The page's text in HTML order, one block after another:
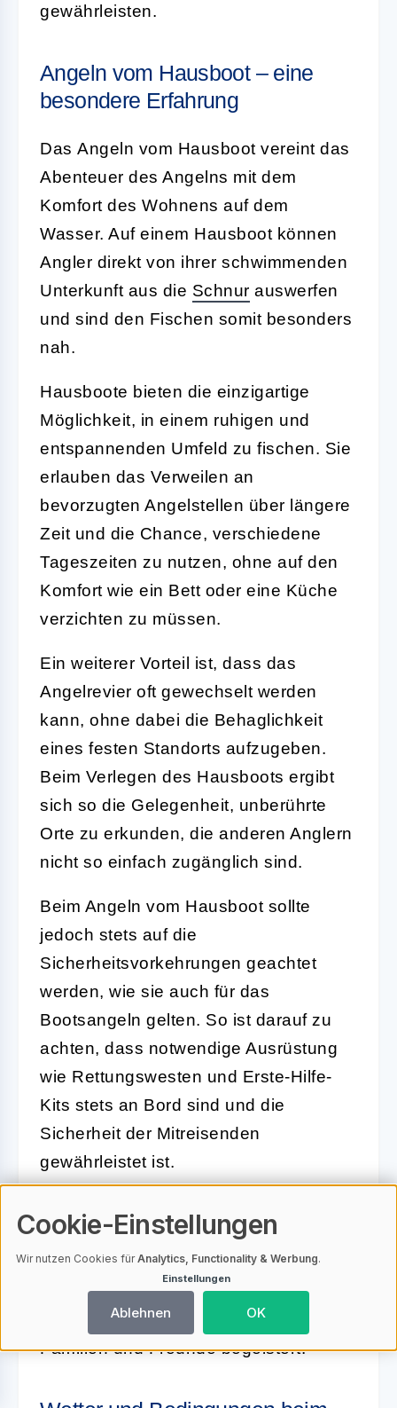
gewährleisten.
Angeln vom Hausboot – eine
besondere Erfahrung
Das Angeln vom Hausboot vereint das
Abenteuer des Angelns mit dem
Komfort des Wohnens auf dem
Wasser. Auf einem Hausboot können
Angler direkt von ihrer schwimmenden
Unterkunft aus die Schnur auswerfen
und sind den Fischen somit besonders
nah.
Hausboote bieten die einzigartige
Möglichkeit, in einem ruhigen und
entspannenden Umfeld zu fischen. Sie
erlauben das Verweilen an
bevorzugten Angelstellen über längere
Zeit und die Chance, verschiedene
Tageszeiten zu nutzen, ohne auf den
Komfort wie ein Bett oder eine Küche
verzichten zu müssen.
Ein weiterer Vorteil ist, dass das
Angelrevier oft gewechselt werden
kann, ohne dabei die Behaglichkeit
eines festen Standorts aufzugeben.
Beim Verlegen des Hausboots ergibt
sich so die Gelegenheit, unberührte
Orte zu erkunden, die anderen Anglern
nicht so einfach zugänglich sind.
Beim Angeln vom Hausboot sollte
jedoch stets auf die
Sicherheitsvorkehrungen geachtet
werden, wie sie auch für das
Bootsangeln gelten. So ist darauf zu
achten, dass notwendige Ausrüstung
wie Rettungswesten und Erste-Hilfe-
Kits stets an Bord sind und die
Sicherheit der Mitreisenden
gewährleistet ist.
Entspannung und Sport macht das
Angeln vom Hausboot zu einer
besonderen Erfahrung, die nicht nur
passionierte Angler, sondern auch
Familien und Freunde begeistert.
Cookie-Einstellungen
Wir nutzen Cookies fürAnalytics, Functionality & Werbung.
Einstellungen
Ablehnen OK